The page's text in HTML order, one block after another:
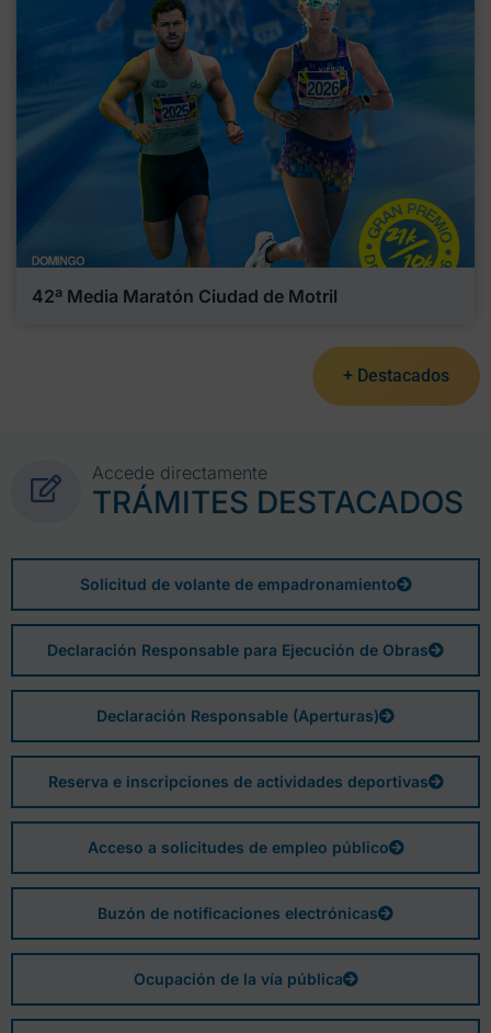
42ª Media Maratón Ciudad de Motril
+ Destacados
Accede directamente
TRÁMITES DESTACADOS
Solicitud de volante de empadronamiento
Declaración Responsable para Ejecución de Obras
Declaración Responsable (Aperturas)
Reserva e inscripciones de actividades deportivas
Acceso a solicitudes de empleo público
Buzón de notificaciones electrónicas
Ocupación de la vía pública